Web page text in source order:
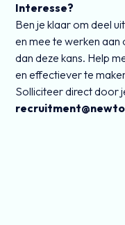
Interesse?
Ben je klaar om deel
en mee te werken aan
dan deze kans. Help
en effectiever te
Solliciteer direct door